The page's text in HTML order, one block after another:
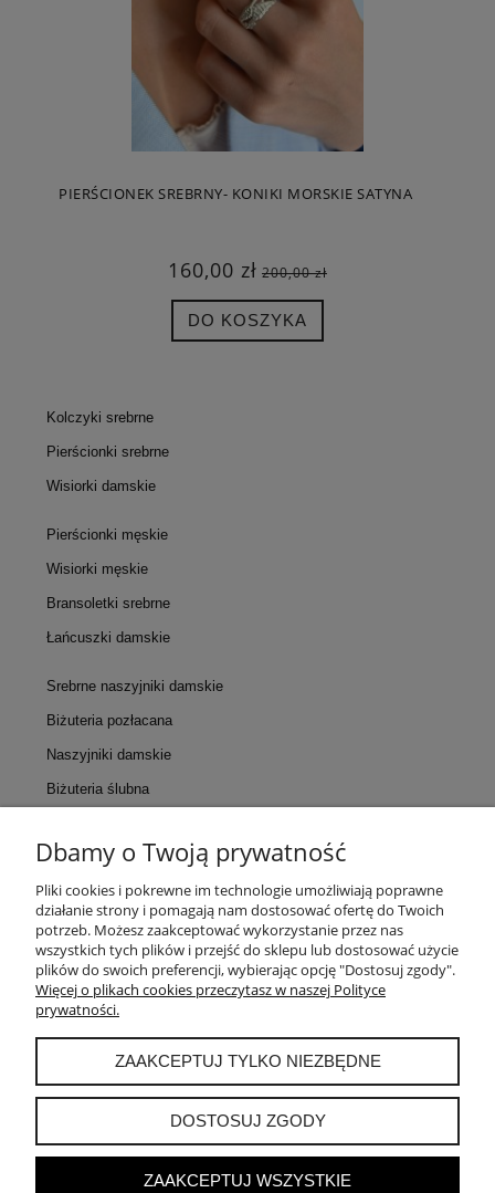
PIERŚCIONEK SREBRNY- KONIKI MORSKIE SATYNA
160,00 zł 200,00 zł
DO KOSZYKA
Kolczyki srebrne
Pierścionki srebrne
Wisiorki damskie
Pierścionki męskie
Wisiorki męskie
Bransoletki srebrne
Łańcuszki damskie
Srebrne naszyjniki damskie
Biżuteria pozłacana
Naszyjniki damskie
Biżuteria ślubna
KONTAKT
POMOC
MOJE KONTO
PŁATNOŚCI I DOSTAWA
INFORMACJE
Dbamy o Twoją prywatność
Pliki cookies i pokrewne im technologie umożliwiają poprawne
działanie strony i pomagają nam dostosować ofertę do Twoich
potrzeb. Możesz zaakceptować wykorzystanie przez nas
wszystkich tych plików i przejść do sklepu lub dostosować użycie
plików do swoich preferencji, wybierając opcję "Dostosuj zgody".
Więcej o plikach cookies przeczytasz w naszej Polityce
prywatności.
ZAAKCEPTUJ TYLKO NIEZBĘDNE
DOSTOSUJ ZGODY
ZAAKCEPTUJ WSZYSTKIE